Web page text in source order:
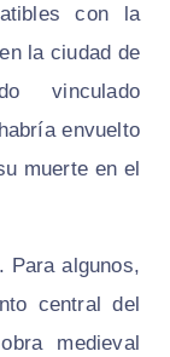
con la
la ciudad de
vinculado
envuelto
muerte en el
Para algunos,
central del
medieval